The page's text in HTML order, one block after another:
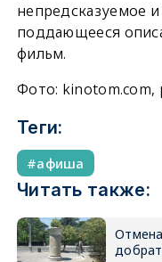
непредсказуемое
поддающееся
фильм.
Фото: kinotom.com,
Теги:
афиша
Читать также: